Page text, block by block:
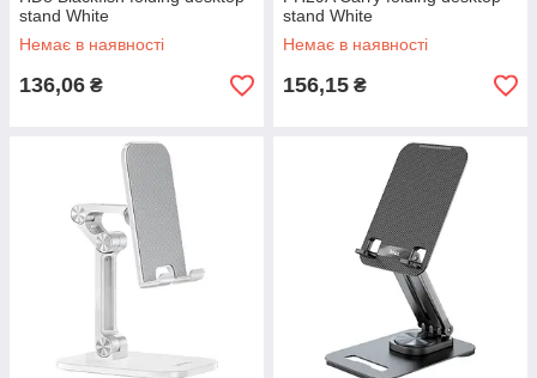
stand White
Немає в наявності
136,06 ₴
stand White
Немає в наявності
156,15 ₴